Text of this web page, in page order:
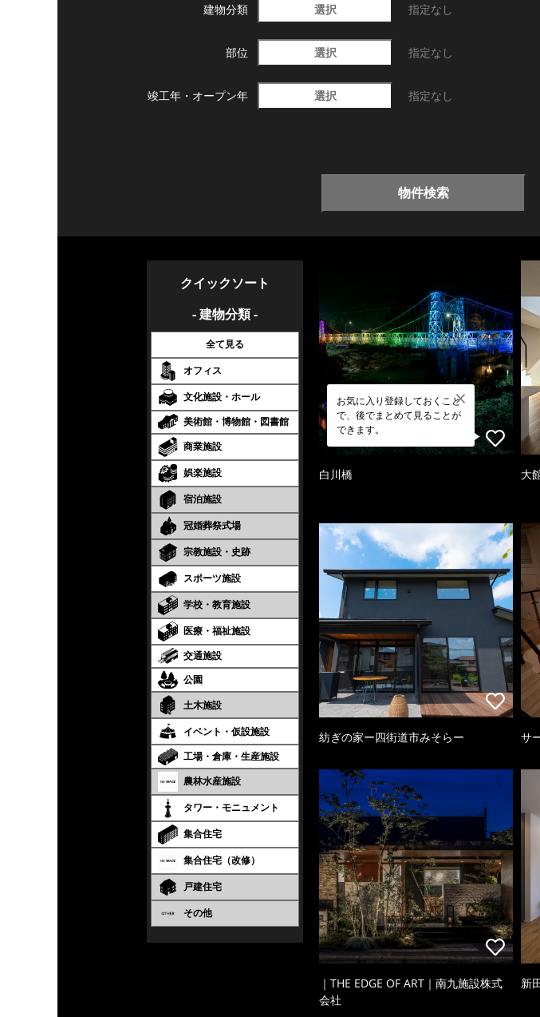
建物分類 選択 指定なし
部位 選択 指定なし
竣工年・ オープン年 選択 指定なし
物件検索
クイックソート
- 建物分類 -
全て見る
オフィス
文化施設・ホール
美術館・博物館・図書館
商業施設
娯楽施設
宿泊施設
冠婚葬祭式場
宗教施設・史跡
スポーツ施設
学校・教育施設
医療・福祉施設
交通施設
公園
土木施設
イベント・仮設施設
工場・倉庫・生産施設
農林水産施設
タワー・モニュメント
集合住宅
集合住宅（改修）
戸建住宅
その他
お気に入り登録しておくこと
で、後でまとめて見ることが
できます。
白川橋 大
紡ぎの家ー四街道市みそらー サ
｜THE EDGE OF ART｜南九施設株式
会社
新